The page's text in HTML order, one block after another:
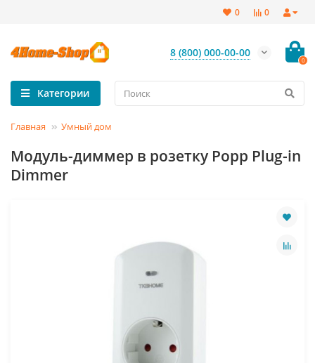
0
0
8 (800) 000-00-00
0
Категории
Главная Умный дом
Модуль-диммер в розетку Popp Plug-in
Dimmer